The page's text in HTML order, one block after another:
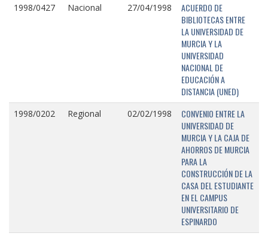
1998/0427 Nacional 27/04/1998
ACUERDO DE
BIBLIOTECAS ENTRE
LA UNIVERSIDAD DE
MURCIA Y LA
UNIVERSIDAD
NACIONAL DE
EDUCACIÓN A
DISTANCIA (UNED)
1998/0202 Regional 02/02/1998
CONVENIO ENTRE LA
UNIVERSIDAD DE
MURCIA Y LA CAJA DE
AHORROS DE MURCIA
PARA LA
CONSTRUCCIÓN DE LA
CASA DEL ESTUDIANTE
EN EL CAMPUS
UNIVERSITARIO DE
ESPINARDO